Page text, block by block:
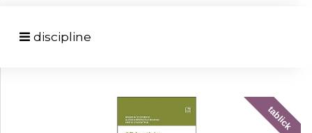
discipline
tablick